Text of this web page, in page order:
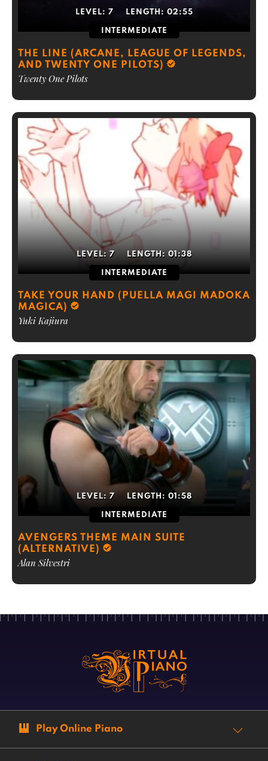
LEVEL: 7 LENGTH: 02:55
INTERMEDIATE
THE LINE (ARCANE, LEAGUE OF LEGENDS,
AND TWENTY ONE PILOTS)
Twenty One Pilots
LEVEL: 7 LENGTH: 01:38
INTERMEDIATE
TAKE YOUR HAND (PUELLA MAGI MADOKA
MAGICA)
Yuki Kajiura
LEVEL: 7 LENGTH: 01:58
INTERMEDIATE
AVENGERS THEME MAIN SUITE
(ALTERNATIVE)
Alan Silvestri
Play Online Piano